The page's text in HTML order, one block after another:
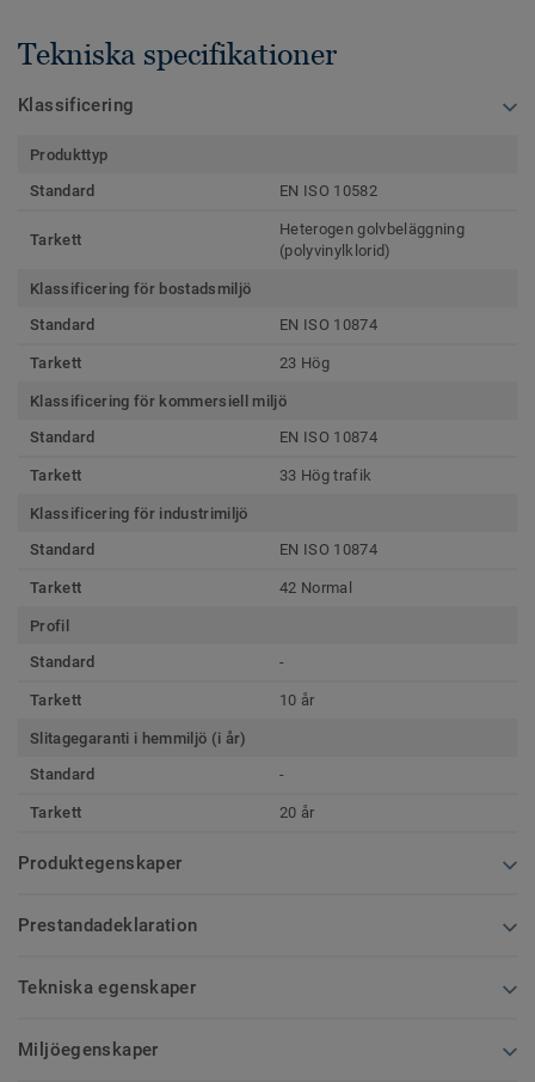
Tekniska specifikationer
Klassificering
Produkttyp
Standard
EN ISO 10582
Tarkett
Heterogen golvbeläggning
(polyvinylklorid)
Klassificering för bostadsmiljö
Standard
EN ISO 10874
Tarkett 23 Hög
Klassificering för kommersiell miljö
Standard
EN ISO 10874
Tarkett 33 Hög trafik
Klassificering för industrimiljö
Standard
EN ISO 10874
Tarkett 42 Normal
Profil
Standard
-
Tarkett 10 år
Slitagegaranti i hemmiljö (i år)
Standard
-
Tarkett 20 år
Produktegenskaper
Prestandadeklaration
Tekniska egenskaper
Miljöegenskaper